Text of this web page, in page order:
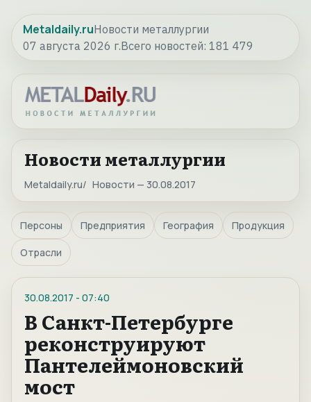
Metaldaily.ruНовости металлургии
07 августа 2026 г.Всего новостей: 181 479
Новости металлургии
Metaldaily.ru Новости — 30.08.2017
Персоны Предприятия География Продукция
Отрасли
30.08.2017 - 07:40
В Санкт-Петербурге
реконструируют
Пантелеймоновский
мост